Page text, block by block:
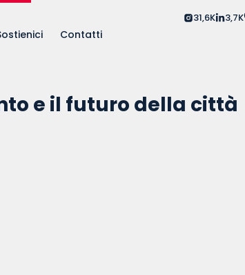
Contatti
31,6K 3,7K
e il futuro della città